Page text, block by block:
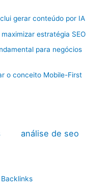
gerar conteúdo por IA
estratégia SEO
para negócios
o conceito Mobile-First
análise de seo
Backlinks